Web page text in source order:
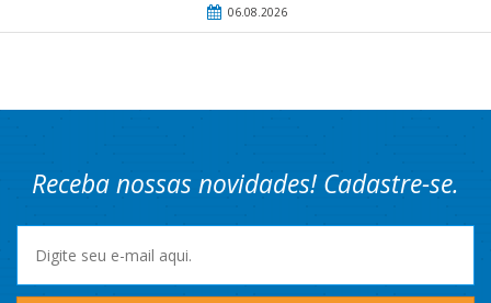
06.08.2026
Receba nossas novidades! Cadastre-se.